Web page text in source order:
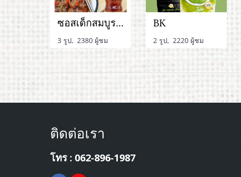
ซอสเด็กสมบูรณ์
3 รูป, 2380 ผู้ชม
BK
2 รูป, 2220 ผู้ชม
ติดต่อเรา
โทร : 062-896-1987